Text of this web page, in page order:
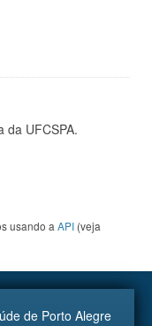
da UFCSPA.
usando a API (veja
de Porto Alegre